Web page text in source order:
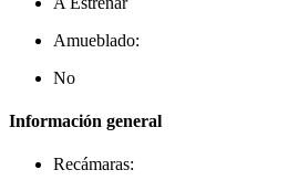
Amueblado:
No
Información general
Recámaras: